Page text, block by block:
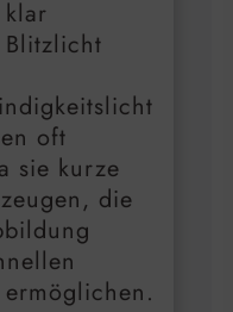
klar
oft
sie kurze
die